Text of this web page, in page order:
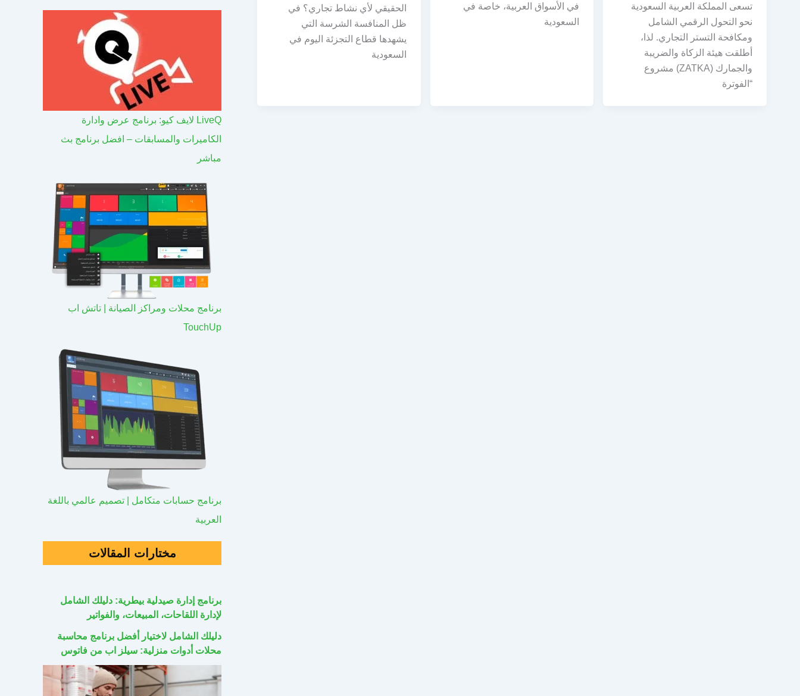
تسعى المملكة العربية السعودية
نحو التحول الرقمي الشامل
ومكافحة التستر التجاري. لذا،
أطلقت هيئة الزكاة والضريبة
والجمارك (ZATKA) مشروع
“الفوترة
في الأسواق العربية، خاصة في
السعودية
الحقيقي لأي نشاط تجاري؟ في
ظل المنافسة الشرسة التي
يشهدها قطاع التجزئة اليوم في
السعودية
LiveQ لايف كيو: برنامج عرض وادارة
الكاميرات والمسابقات – افضل برنامج بث
مباشر
برنامج محلات ومراكز الصيانة | تاتش اب
TouchUp
برنامج حسابات متكامل | تصميم عالمي باللغة
العربية
مختارات المقالات
برنامج إدارة صيدلية بيطرية: دليلك الشامل
لإدارة اللقاحات، المبيعات، والفواتير
دليلك الشامل لاختيار أفضل برنامج محاسبة
محلات أدوات منزلية: سيلز اب من فاتوس